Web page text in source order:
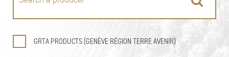
GRTA PRODUCTS (GENÈVE RÉGION TERRE AVENIR)